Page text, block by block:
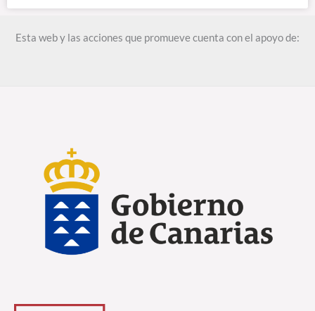
Esta web y las acciones que promueve cuenta con el apoyo de: